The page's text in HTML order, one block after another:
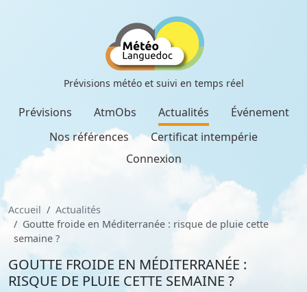
Prévisions météo et suivi en temps réel
Prévisions AtmObs Actualités
Événement
Nos références
Certificat intempérie
Connexion
Accueil
Actualités
Goutte froide en Méditerranée : risque de pluie cette
semaine ?
GOUTTE FROIDE EN MÉDITERRANÉE :
RISQUE DE PLUIE CETTE SEMAINE ?